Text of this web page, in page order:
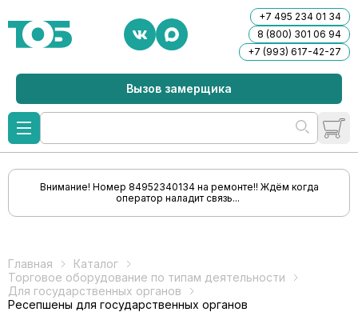
+7 495 234 01 34
8 (800) 301 06 94
+7 (993) 617-42-27
Вызов замерщика
Внимание! Номер 84952340134 на ремонте!! Ждём когда
оператор наладит связь...
Главная
Каталог
Торговое оборудование по типам деятельности
Для государственных органов
Ресепшены для государственных органов